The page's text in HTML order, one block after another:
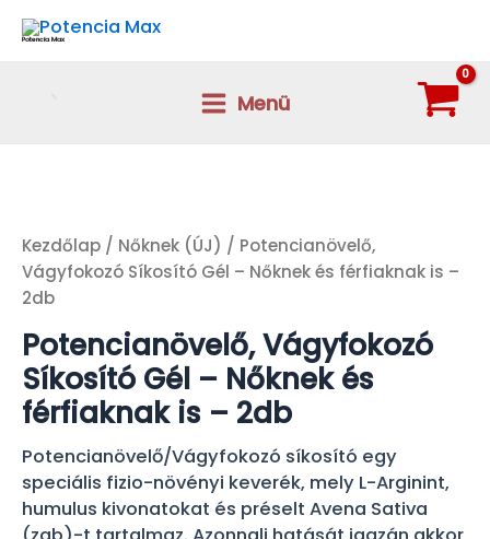
Potencia Max
Main
Menü
Kezdőlap / Nőknek (ÚJ) / Potencianövelő,
Vágyfokozó Síkosító Gél – Nőknek és férfiaknak is –
2db
Potencianövelő, Vágyfokozó
Síkosító Gél – Nőknek és
férfiaknak is – 2db
Potencianövelő/Vágyfokozó síkosító egy
speciális fizio-növényi keverék, mely L-Arginint,
humulus kivonatokat és préselt Avena Sativa